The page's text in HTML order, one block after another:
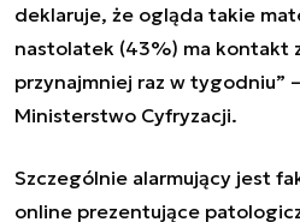
deklaruje, że ogląda takie
nastolatek (43%) ma kontakt
przynajmniej raz w tygodniu”
Ministerstwo Cyfryzacji.
Szczególnie alarmujący jest
online prezentujące